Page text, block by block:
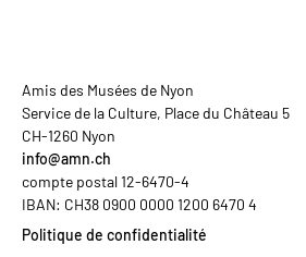
Amis des Musées de Nyon
Service de la Culture, Place du Château 5
CH-1260 Nyon
info@amn.ch
compte postal 12-6470-4
IBAN: CH38 0900 0000 1200 6470 4
Politique de confidentialité